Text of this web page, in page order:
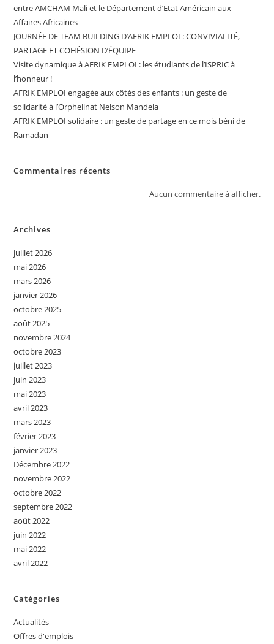
entre AMCHAM Mali et le Département d’Etat Américain aux
Affaires Africaines
JOURNÉE DE TEAM BUILDING D’AFRIK EMPLOI : CONVIVIALITÉ,
PARTAGE ET COHÉSION D’ÉQUIPE
Visite dynamique à AFRIK EMPLOI : les étudiants de l’ISPRIC à
l’honneur !
AFRIK EMPLOI engagée aux côtés des enfants : un geste de
solidarité à l’Orphelinat Nelson Mandela
AFRIK EMPLOI solidaire : un geste de partage en ce mois béni de
Ramadan
Commentaires récents
Aucun commentaire à afficher.
Archives
juillet 2026
mai 2026
mars 2026
janvier 2026
octobre 2025
août 2025
novembre 2024
octobre 2023
juillet 2023
juin 2023
mai 2023
avril 2023
mars 2023
février 2023
janvier 2023
Décembre 2022
novembre 2022
octobre 2022
septembre 2022
août 2022
juin 2022
mai 2022
avril 2022
Catégories
Actualités
Offres d'emplois